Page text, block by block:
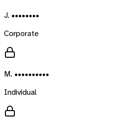
J. ••••••••
Corporate
M. ••••••••••
Individual